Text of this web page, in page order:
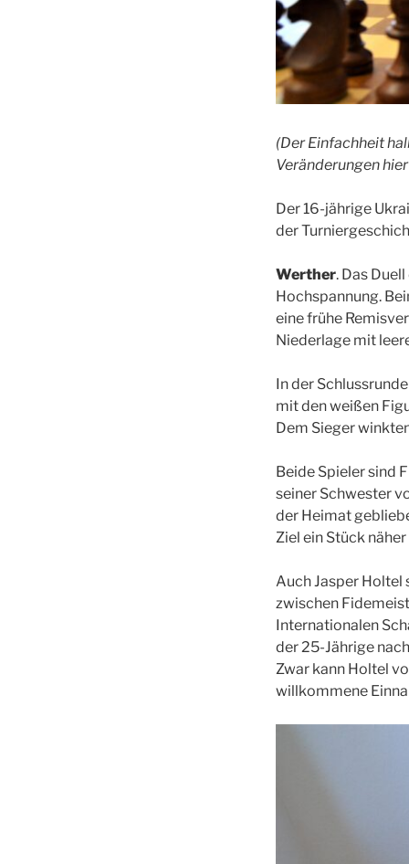
(Der Einfachheit
Veränderungen
Der 16-jährige
der
Werther. Das
Hochspannung.
eine frühe
Niederlage mit
In der
mit den weißen
Dem Sieger
Beide Spieler sind
seiner Schwester
der Heimat
Ziel ein Stück
Auch Jasper Holtel
zwischen
Internationalen
der 25-Jährige
Zwar kann Holtel
willkommene